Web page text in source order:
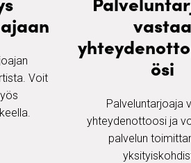
Voit
vastaa
ösi
Palveluntarjoaja
yhteydenottoosi ja
palvelun